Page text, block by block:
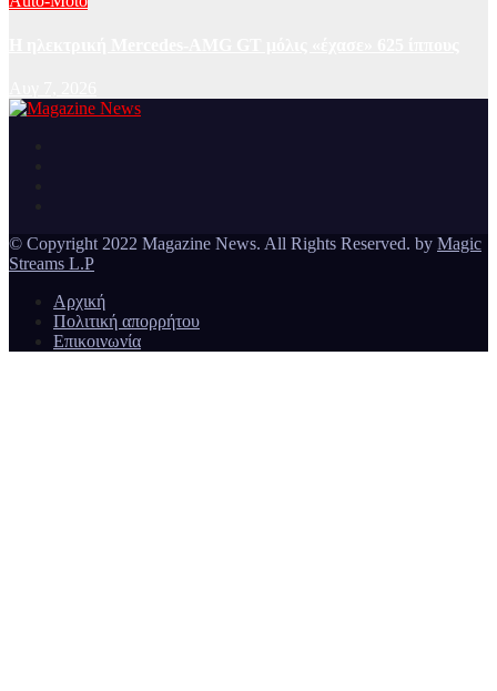
© Copyright 2022 Magazine News. All Rights Reserved. by Magic
Streams L.P
Αρχική
Πολιτική απορρήτου
Επικοινωνία